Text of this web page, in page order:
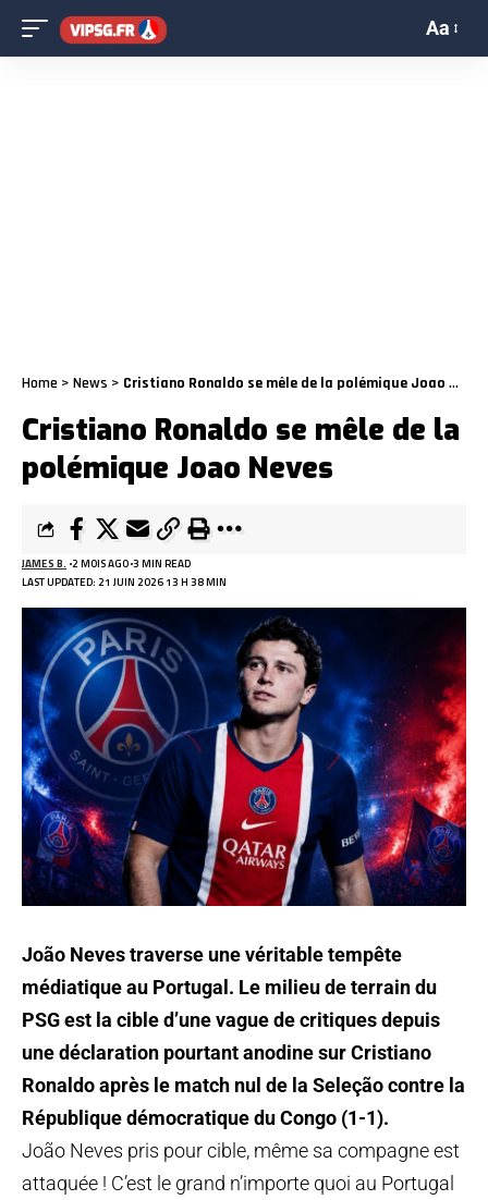
Aa
Home > News > Cristiano Ronaldo se mêle de la polémique Joao Neves
Cristiano Ronaldo se mêle de la
polémique Joao Neves
LAST UPDATED: 21 JUIN 2026 13 H 38 MIN
JAMES B. 2 MOIS AGO 3 MIN READ
João Neves traverse une véritable tempête
médiatique au Portugal. Le milieu de terrain du
PSG est la cible d’une vague de critiques depuis
une déclaration pourtant anodine sur Cristiano
Ronaldo après le match nul de la Seleção contre la
République démocratique du Congo (1-1).
João Neves pris pour cible, même sa compagne est
attaquée ! C’est le grand n’importe quoi au Portugal